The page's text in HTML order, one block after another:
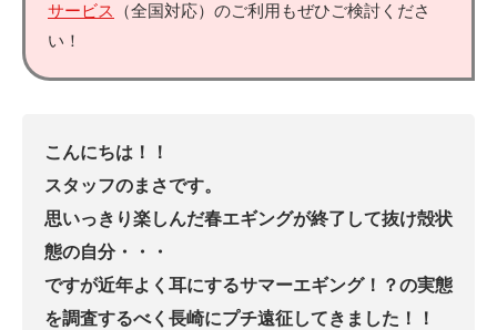
サービス
（全国対応）のご利用もぜひご検討くださ
い！
こんにちは！！
スタッフのまさです。
思いっきり楽しんだ春エギングが終了して抜け殻状
態の自分・・・
ですが近年よく耳にするサマーエギング！？の実態
を調査するべく長崎にプチ遠征してきました！！